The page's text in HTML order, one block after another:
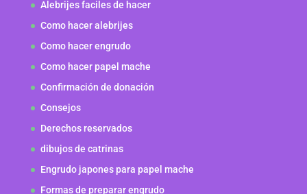
Alebrijes faciles de hacer
Como hacer alebrijes
Como hacer engrudo
Como hacer papel mache
Confirmación de donación
Consejos
Derechos reservados
dibujos de catrinas
Engrudo japones para papel mache
Formas de preparar engrudo